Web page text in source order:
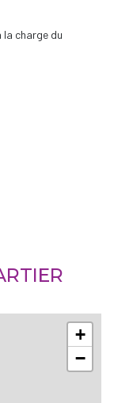
charge du
+
−